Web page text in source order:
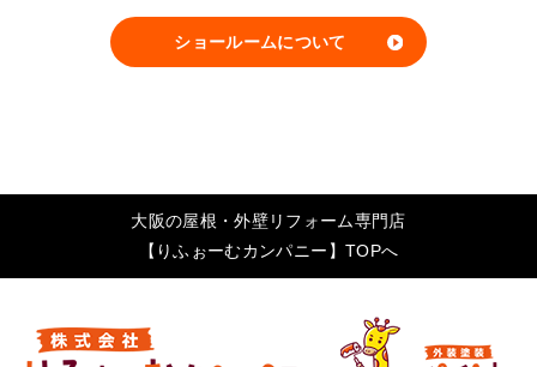
ショールームについて
大阪の屋根・外壁リフォーム専門店
【りふぉーむカンパニー】TOPへ